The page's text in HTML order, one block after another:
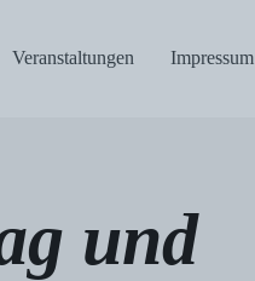
Veranstaltungen Impressum
und